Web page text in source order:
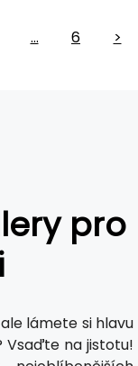
… 6 >
pro
lámete si hlavu
Vsaďte na jistotu!